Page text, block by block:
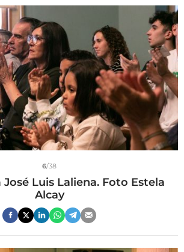
6/38
Luis Laliena. Foto Estela
Alcay